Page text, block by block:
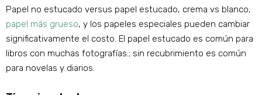
Papel no estucado versus papel estucado, crema vs blanco,
papel más grueso, y los papeles especiales pueden cambiar
significativamente el costo. El papel estucado es común para
libros con muchas fotografías.; sin recubrimiento es común
para novelas y diarios.